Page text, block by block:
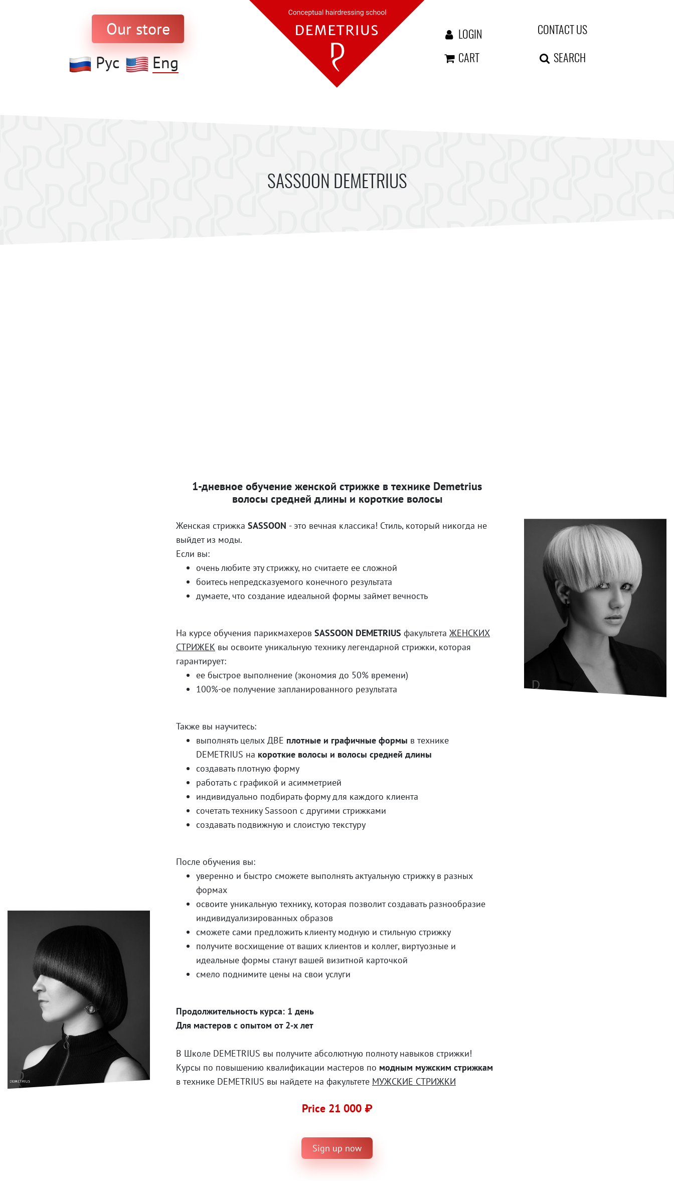
Our store
Рус
Eng
LOGIN
CONTACT US
CART
SEARCH
SASSOON DEMETRIUS
1-дневное обучение женской стрижке в технике Demetrius
волосы средней длины и короткие волосы
Женская стрижка SASSOON - это вечная классика! Стиль, который никогда не
выйдет из моды.
Если вы:
очень любите эту стрижку, но считаете ее сложной
боитесь непредсказуемого конечного результата
думаете, что создание идеальной формы займет вечность
На курсе обучения парикмахеров SASSOON DEMETRIUS факультета ЖЕНСКИХ
СТРИЖЕК вы освоите уникальную технику легендарной стрижки, которая
гарантирует:
ее быстрое выполнение (экономия до 50% времени)
100%-ое получение запланированного результата
Также вы научитесь:
выполнять целых ДВЕ плотные и графичные формы в технике
DEMETRIUS на короткие волосы и волосы средней длины
создавать плотную форму
работать с графикой и асимметрией
индивидуально подбирать форму для каждого клиента
сочетать технику Sassoon с другими стрижками
создавать подвижную и слоистую текстуру
После обучения вы:
уверенно и быстро сможете выполнять актуальную стрижку в разных
формах
освоите уникальную технику, которая позволит создавать разнообразие
индивидуализированных образов
сможете сами предложить клиенту модную и стильную стрижку
получите восхищение от ваших клиентов и коллег, виртуозные и
идеальные формы станут вашей визитной карточкой
смело поднимите цены на свои услуги
Продолжительность курса: 1 день
Для мастеров с опытом от 2-х лет
В Школе DEMETRIUS вы получите абсолютную полноту навыков стрижки!
Курсы по повышению квалификации мастеров по модным мужским стрижкам
в технике DEMETRIUS вы найдете на факультете МУЖСКИЕ СТРИЖКИ
Price 21 000 ₽
Sign up now